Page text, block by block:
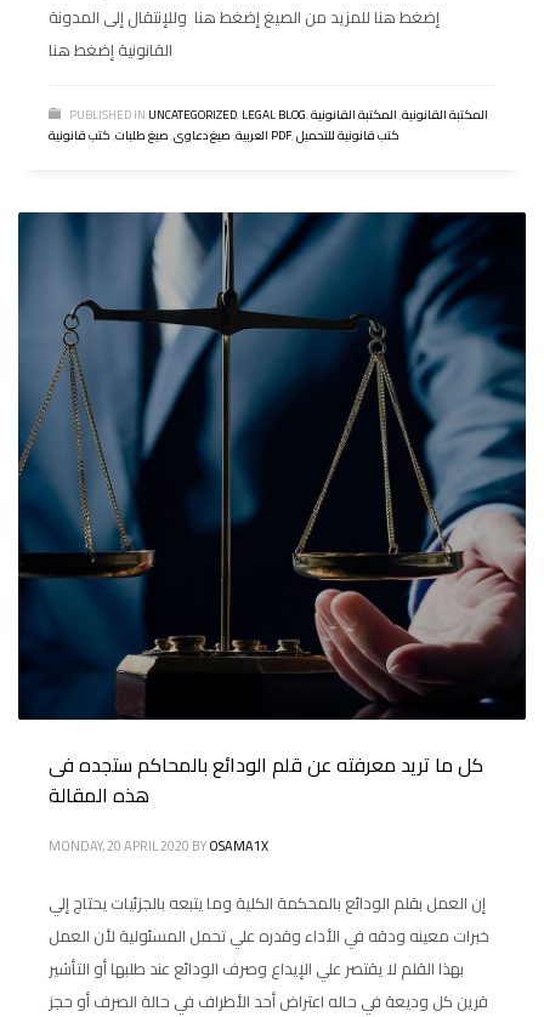
إضغط هنا للمزيد من الصيغ إضغط هنا وللإنتقال إلى المدونة
القانونية إضغط هنا
PUBLISHED IN UNCATEGORIZED,LEGAL BLOG, المكتبة القانونية,المكتبة القانونية
العربية,صيغ دعاوى,صيغ طلبات, كتب قانونية PDF,كتب قانونية للتحميل
كل ما تريد معرفته عن قلم الودائع بالمحاكم ستجده فى
هذه المقالة
MONDAY, 20 APRIL 2020 BYOSAMA1X
إن العمل بقلم الودائع بالمحكمة الكلية وما يتبعه بالجزئيات يحتاج إلي
خبرات معينه ودقه في الأداء وقدره علي تحمل المسئولية لأن العمل
بهذا القلم لا يقتصر علي الإيداع وصرف الودائع عند طلبها أو التأشير
قرين كل وديعة في حاله اعتراض أحد الأطراف في حالة الصرف أو حجز